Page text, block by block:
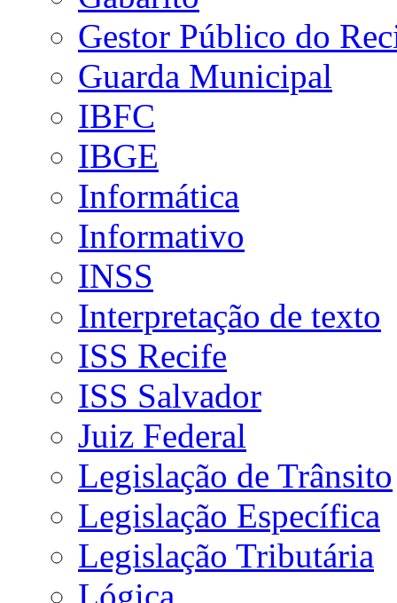
Gestor Público do
Guarda Municipal
IBFC
IBGE
Informática
Informativo
INSS
Interpretação de texto
ISS Recife
ISS Salvador
Juiz Federal
Legislação de Trânsito
Legislação Específica
Legislação Tributária